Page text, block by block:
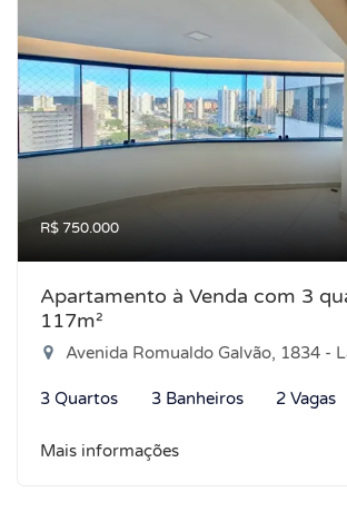
R$ 750.000
Apartamento à Venda com 3
117m²
Avenida Romualdo Galvão, 1834 - Lagoa
3 Quartos 3 Banheiros 2 Vagas
Mais informações